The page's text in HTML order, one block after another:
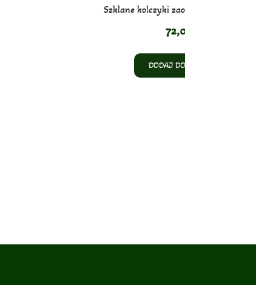
Szklane kolczyki zaostrzone elipsy
72,00
DODAJ DO KOSZYKA